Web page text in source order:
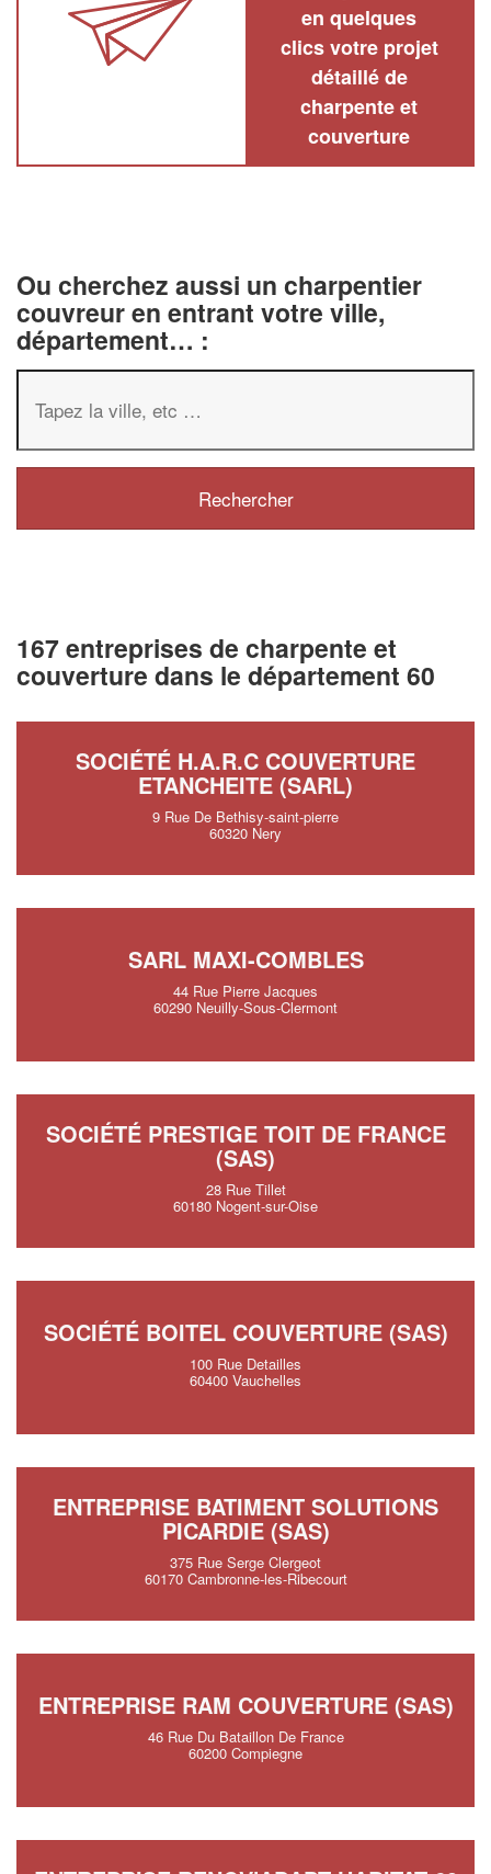
en quelques
clics votre projet
détaillé de
charpente et
couverture
Ou cherchez aussi un charpentier
couvreur en entrant votre ville,
département… :
167 entreprises de charpente et
couverture dans le département 60
SOCIÉTÉ H.A.R.C COUVERTURE
ETANCHEITE (SARL)
9 Rue De Bethisy-saint-pierre
60320 Nery
SARL MAXI-COMBLES
44 Rue Pierre Jacques
60290 Neuilly-Sous-Clermont
SOCIÉTÉ PRESTIGE TOIT DE FRANCE
(SAS)
28 Rue Tillet
60180 Nogent-sur-Oise
SOCIÉTÉ BOITEL COUVERTURE (SAS)
100 Rue Detailles
60400 Vauchelles
ENTREPRISE BATIMENT SOLUTIONS
PICARDIE (SAS)
375 Rue Serge Clergeot
60170 Cambronne-les-Ribecourt
ENTREPRISE RAM COUVERTURE (SAS)
46 Rue Du Bataillon De France
60200 Compiegne